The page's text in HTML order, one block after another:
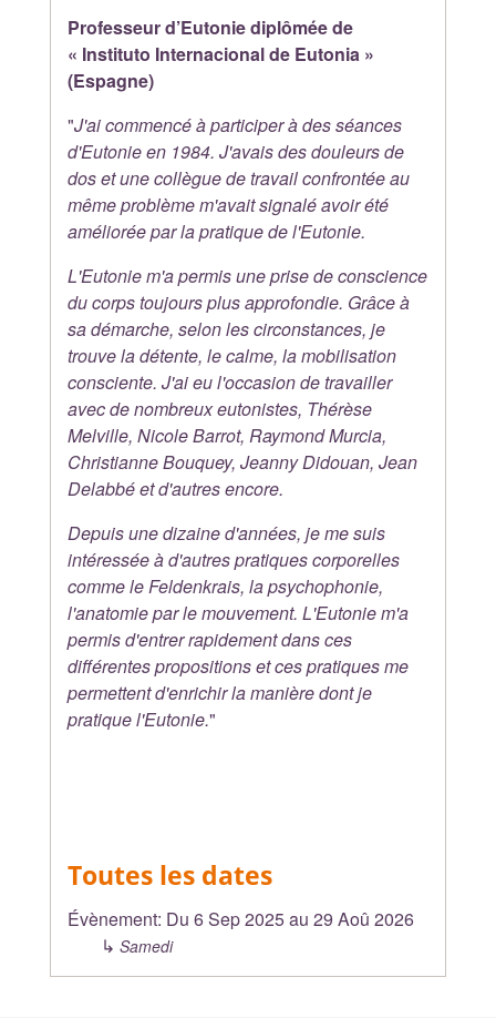
Professeur d’Eutonie diplômée de
« Instituto Internacional de Eutonia »
(Espagne)
"J'ai commencé à participer à des séances
d'Eutonie en 1984. J'avais des douleurs de
dos et une collègue de travail confrontée au
même problème m'avait signalé avoir été
améliorée par la pratique de l'Eutonie.
L'Eutonie m'a permis une prise de conscience
du corps toujours plus approfondie. Grâce à
sa démarche, selon les circonstances, je
trouve la détente, le calme, la mobilisation
consciente. J'ai eu l'occasion de travailler
avec de nombreux eutonistes, Thérèse
Melville, Nicole Barrot, Raymond Murcia,
Christianne Bouquey, Jeanny Didouan, Jean
Delabbé et d'autres encore.
Depuis une dizaine d'années, je me suis
intéressée à d'autres pratiques corporelles
comme le Feldenkrais, la psychophonie,
l'anatomie par le mouvement. L'Eutonie m'a
permis d'entrer rapidement dans ces
différentes propositions et ces pratiques me
permettent d'enrichir la manière dont je
pratique l'Eutonie."
Toutes les dates
Évènement: Du 6 Sep 2025au 29 Aoû 2026
↳ Samedi